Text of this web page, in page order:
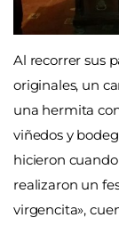
Al recorrer sus
originales, un
una hermita
viñedos y
hicieron
realizaron un
virgencita»,